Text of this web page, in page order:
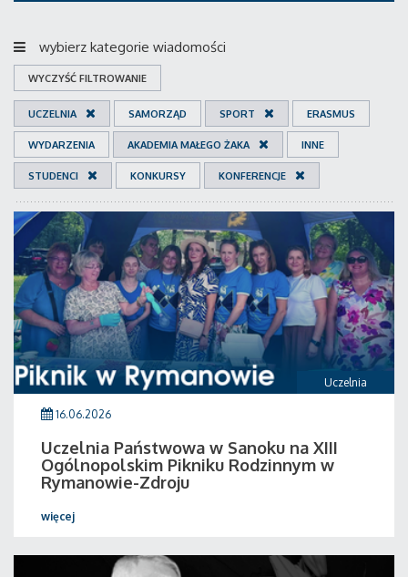
wybierz kategorie wiadomości
WYCZYŚĆ FILTROWANIE
UCZELNIA SAMORZĄD SPORT ERASMUS
WYDARZENIA AKADEMIA MAŁEGO ŻAKA INNE
STUDENCI KONKURSY KONFERENCJE
Uczelnia
16.06.2026
Uczelnia Państwowa w Sanoku na XIII
Ogólnopolskim Pikniku Rodzinnym w
Rymanowie-Zdroju
więcej